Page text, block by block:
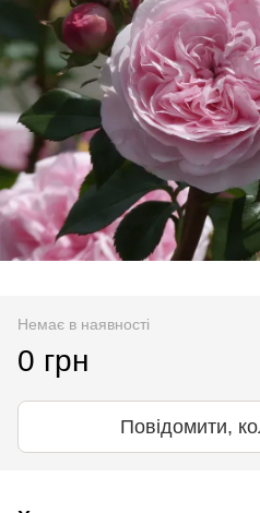
Немає в наявності
0 грн
Повідомити,